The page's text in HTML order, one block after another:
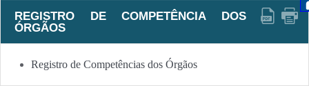
REGISTRO DE COMPETÊNCIA DOS
ÓRGÃOS
Registro de Competências dos Órgãos